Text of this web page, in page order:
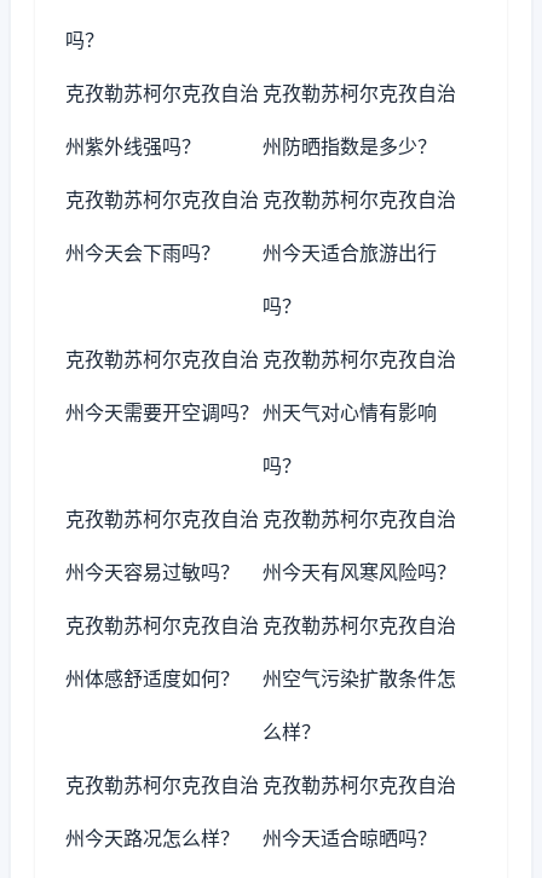
吗？
克孜勒苏柯尔克孜自治
州紫外线强吗？
克孜勒苏柯尔克孜自治
州防晒指数是多少？
克孜勒苏柯尔克孜自治
州今天会下雨吗？
克孜勒苏柯尔克孜自治
州今天适合旅游出行
吗？
克孜勒苏柯尔克孜自治
州今天需要开空调吗？
克孜勒苏柯尔克孜自治
州天气对心情有影响
吗？
克孜勒苏柯尔克孜自治
州今天容易过敏吗？
克孜勒苏柯尔克孜自治
州今天有风寒风险吗？
克孜勒苏柯尔克孜自治
州体感舒适度如何？
克孜勒苏柯尔克孜自治
州空气污染扩散条件怎
么样？
克孜勒苏柯尔克孜自治
州今天路况怎么样？
克孜勒苏柯尔克孜自治
州今天适合晾晒吗？